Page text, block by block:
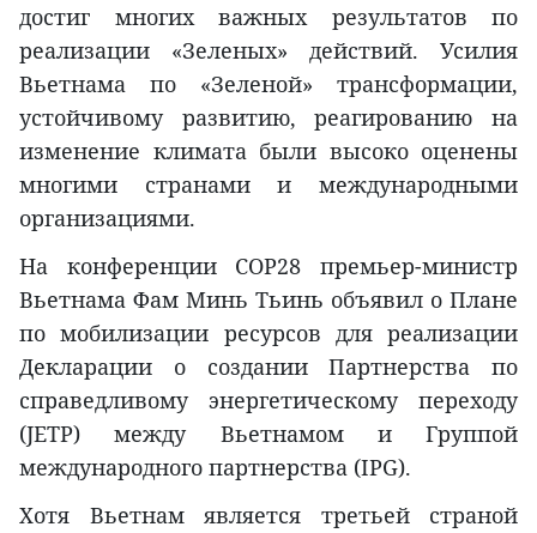
достиг многих важных результатов по
реализации «Зеленых» действий. Усилия
Вьетнама по «Зеленой» трансформации,
устойчивому развитию, реагированию на
изменение климата были высоко оценены
многими странами и международными
организациями.
На конференции COP28 премьер-министр
Вьетнама Фам Минь Тьинь объявил о Плане
по мобилизации ресурсов для реализации
Декларации о создании Партнерства по
справедливому энергетическому переходу
(JETP) между Вьетнамом и Группой
международного партнерства (IPG).
Хотя Вьетнам является третьей страной